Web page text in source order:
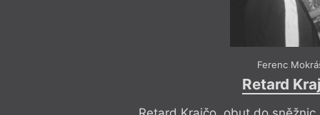
Ferenc
Retard